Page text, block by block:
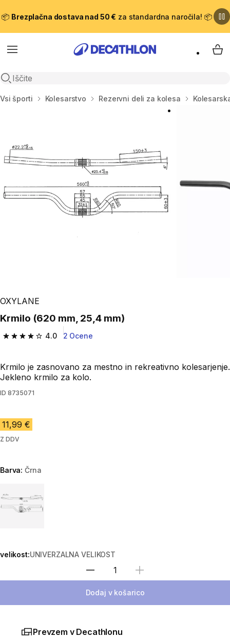
📦 Brezplačna dostava nad 50 € za standardna naročila! 📦
Meni
Odpri iskanje
Domov
Vsi športi Kolesarstvo Rezervni deli za kolesa
OXYLANE
Krmilo (620 mm, 25,4 mm)
4.0
4.0 od 5 zvezdic from 2 ocene
2 Ocene
Krmilo je zasnovano za mestno in rekreativno kolesarjenje.
Jekleno krmilo za kolo.
ID 8735071
11,99 €
Z DDV
Barva:Črna
velikost:UNIVERZALNA VELIKOST
Izberite količino
Dodaj v košarico
Prevzem v Decathlonu